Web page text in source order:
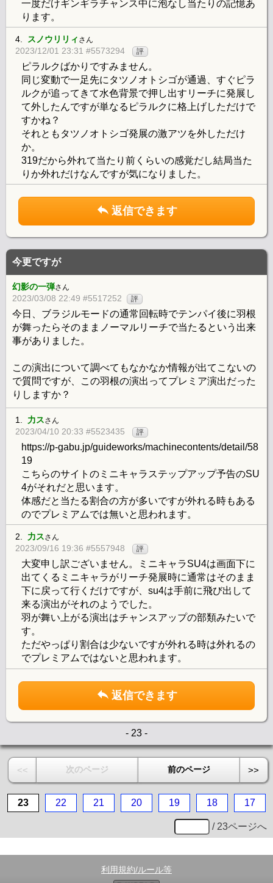
一度だけギンギラチャンス中に泡なし当たりの記憶あ
ります。
4. スノウリリィ さん
2023/12/01 23:31 #5573294 評
ピラルクばかりですみません。
同じ変動で一足先にタツノオトシゴが通過、すぐピラ
ルクが追ってきて水色背景で押し出すリーチに発展し
て外したんですが単なるピラルクに格上げしただけで
すかね？
それともタツノオトシゴ発展の激アツを外しただけ
か。
319だから外れて当たり前くらいの感覚だし結局当た
りか外れだけなんですが気になりました。
返信できます
今更ですが
幻影の一弾さん
2023/03/08 22:49 #5517252 評
今日、ブラジルモードの通常回転時でテンパイ後に羽根
が舞ったらそのままノーマルリーチで当たるという出来
事がありました。
この演出について調べてもなかなか情報が出てこないの
で質問ですが、この羽根の演出ってプレミア演出だった
りしますか？
1. 力スさん
2023/04/10 20:33 #5523435 評
https://p-gabu.jp/guideworks/machinecontents/detail/58
19
こちらのサイトのミニキャラステップアップ予告のSU
4がそれだと思います。
体感だと当たる割合の方が多いですが外れる時もある
のでプレミアムでは無いと思われます。
2. 力スさん
2023/09/16 19:36 #5557948 評
大変申し訳ございません。ミニキャラSU4は画面下に
出てくるミニキャラがリーチ発展時に通常はそのまま
下に戻って行くだけですが、su4は手前に飛び出して
来る演出がそれのようでした。
羽が舞い上がる演出はチャンスアップの部類みたいで
す。
ただやっぱり割合は少ないですが外れる時は外れるの
でプレミアムではないと思われます。
返信できます
- 23 -
<< 次のページ 前のページ >>
23 22 21 20 19 18 17
/ 23ページへ
利用規約/ルール等